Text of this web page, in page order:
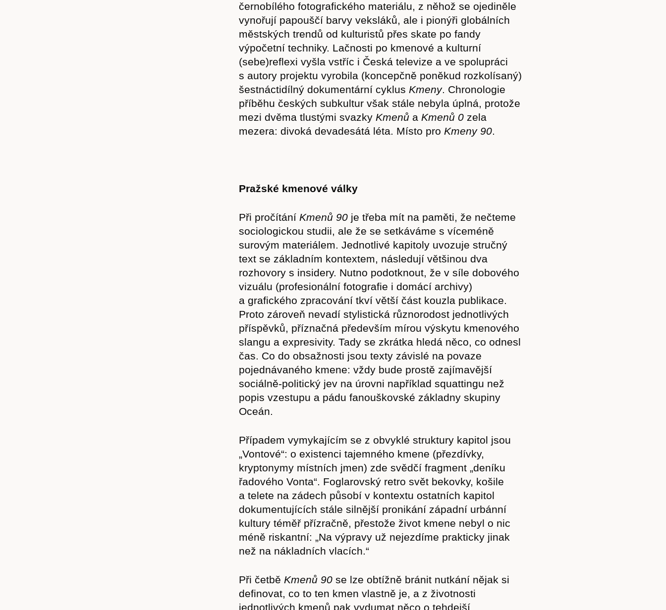
černobílého fotografického materiálu, z něhož se ojediněle
vynořují papouščí barvy veksláků, ale i pionýři globálních
městských trendů od kulturistů přes skate po fandy
výpočetní techniky. Lačnosti po kmenové a kulturní
(sebe)reflexi vyšla vstříc i Česká televize a ve spolupráci
s autory projektu vyrobila (koncepčně poněkud rozkolísaný)
šestnáctidílný dokumentární cyklus Kmeny. Chronologie
příběhu českých subkultur však stále nebyla úplná, protože
mezi dvěma tlustými svazky Kmenů a Kmenů 0 zela
mezera: divoká devadesátá léta. Místo pro Kmeny 90.
Pražské kmenové války
Při pročítání Kmenů 90 je třeba mít na paměti, že nečteme
sociologickou studii, ale že se setkáváme s víceméně
surovým materiálem. Jednotlivé kapitoly uvozuje stručný
text se základním kontextem, následují většinou dva
rozhovory s insidery. Nutno podotknout, že v síle dobového
vizuálu (profesionální fotografie i domácí archivy)
a grafického zpracování tkví větší část kouzla publikace.
Proto zároveň nevadí stylistická různorodost jednotlivých
příspěvků, příznačná především mírou výskytu kmenového
slangu a expresivity. Tady se zkrátka hledá něco, co odnesl
čas. Co do obsažnosti jsou texty závislé na povaze
pojednávaného kmene: vždy bude prostě zajímavější
sociálně-politický jev na úrovni například squattingu než
popis vzestupu a pádu fanouškovské základny skupiny
Oceán.
Případem vymykajícím se z obvyklé struktury kapitol jsou
„Vontové“: o existenci tajemného kmene (přezdívky,
kryptonymy místních jmen) zde svědčí fragment „deníku
řadového Vonta“. Foglarovský retro svět bekovky, košile
a telete na zádech působí v kontextu ostatních kapitol
dokumentujících stále silnější pronikání západní urbánní
kultury téměř přízračně, přestože život kmene nebyl o nic
méně riskantní: „Na výpravy už nejezdíme prakticky jinak
než na nákladních vlacích.“
Při četbě Kmenů 90 se lze obtížně bránit nutkání nějak si
definovat, co to ten kmen vlastně je, a z životnosti
jednotlivých kmenů pak vydumat něco o tehdejší